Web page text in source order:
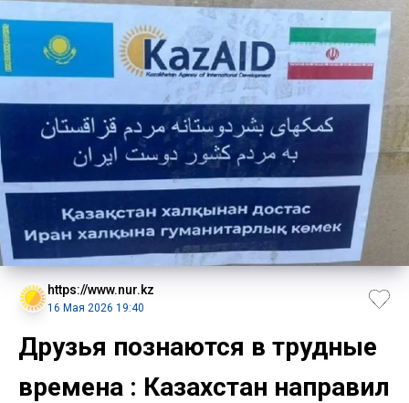
https://www.nur.kz
16 Мая 2026 19:40
Друзья познаются в трудные
времена : Казахстан направил